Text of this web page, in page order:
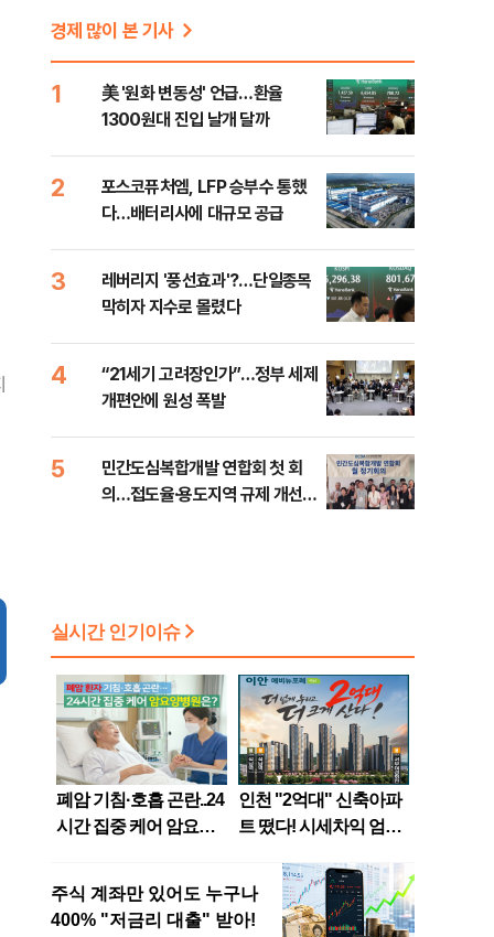
경제 많이 본 기사
1
美 '원화 변동성' 언급…환율
1300원대 진입 날개 달까
2
포스코퓨처엠, LFP 승부수 통했
다…배터리사에 대규모 공급
3
레버리지 '풍선효과'?…단일종목
막히자 지수로 몰렸다
4
“21세기 고려장인가”…정부 세제
개편안에 원성 폭발
5
민간도심복합개발 연합회 첫 회
의…접도율·용도지역 규제 개선